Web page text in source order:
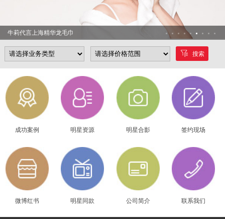
牛莉代言上海精华龙毛巾
搜索
成功案例 明星资源 明星合影 签约现场
微博红书 明星同款 公司简介 联系我们